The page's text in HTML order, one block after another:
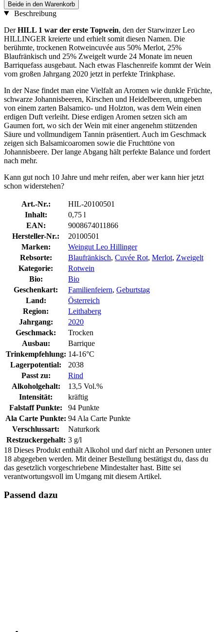
Beide in den Warenkorb
Beschreibung
DerHILL 1 war der erste Topwein, den der Starwinzer Leo
HILLINGER kreierte und erhielt somit diesen Namen. Die
berühmte, trockenen Rotweincuvée aus 50% Merlot, 25%
Blaufränkisch und 25% Zweigelt wurde 24 Monate im neuen
Barriquefass ausgebaut. Nach etwas Flaschenreife kommt der Wein
vom großen Jahrgang 2020 jetzt in perfekte Trinkphase.
In der Nase findet man eine Vielfalt an Aromen wie dunkle Früchte,
schwarze Johannisbeeren, Kirschen und Heidelbeeren, umgeben
von einem zarten Balsamico- und Holzton, was dem Wein einen
erdigen Duft verleiht. Diese erdigen Aromen setzen sich am
Gaumen fort, wo sich der Wein mit einer angenehm stützenden
Säure und vollmundigem Tannin präsentiert. Auch im Geschmack
zeigen sich Balsamicoaromen sowie die Fruchttöne von
Johannisbeere. Der lange Abgang hält perfekte Balance und fordert
nach mehr.
Kann gut noch 10 Jahre und mehr reifen, aber wer kann hier jetzt
schon widerstehen?
Art.-Nr.:
HIL-20100501
Inhalt:
0,75 l
EAN:
9008674011866
Hersteller-Nr.:
20100501
Marken:
Weingut Leo Hillinger
Rebsorte:
Blaufränkisch, Cuvée Rot, Merlot, Zweigelt
Kategorie:
Rotwein
Bio:
Bio
Geschenkart:
Familienfeiern, Geburtstag
Land:
Österreich
Region:
Leithaberg
Jahrgang:
2020
Geschmack:
Trocken
Ausbau:
Barrique
Trinkempfehlung: 14-16°C
Lagerpotential:
2038
Passt zu:
Rind
Alkoholgehalt:
13,5 Vol.%
Intensität:
kräftig
Falstaff Punkte:
94 Punkte
Ala Carte Punkte: 94 Ala Carte Punkte
Verschlussart:
Naturkork
Restzuckergehalt: 3 g/l
18 Dieses Produkt enthält Alkohol und darf nicht an Personen unter
18 abgegeben werden. Mit deiner Bestellung bestätigst du, dass du
das gesetzlich vorgeschriebene Mindestalter hast. Bitte sei
verantwortungsvoll im Umgang mit diesem Artikel.
Passend dazu